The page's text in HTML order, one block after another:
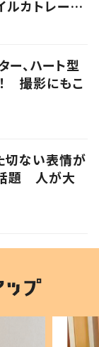
ルカトレーナ
ー、ハート型
！ 撮影にもこ
切ない表情が
話題 人が大